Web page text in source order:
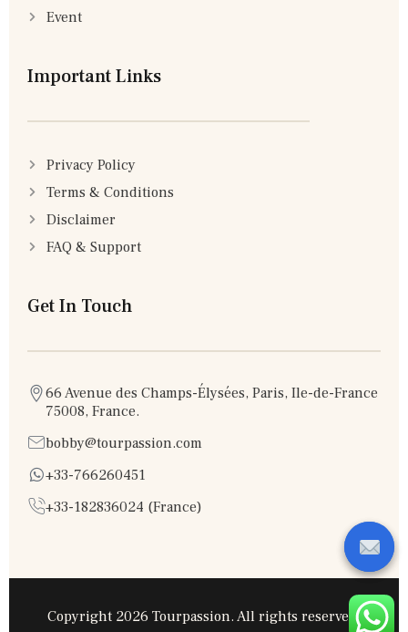
Event
Important Links
Privacy Policy
Terms & Conditions
Disclaimer
FAQ & Support
Get In Touch
66 Avenue des Champs-Élysées, Paris, Ile-de-France
75008, France.
bobby@tourpassion.com
+33-766260451
+33-182836024 (France)
Copyright 2026 Tourpassion. All rights reserved.